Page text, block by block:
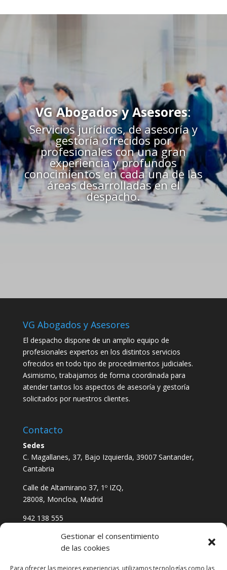
Gestionar el consentimiento
de las cookies
Para ofrecer las mejores experiencias, utilizamos tecnologías como las
VG Abogados y Asesores:
Servicios jurídicos, de asesoría y
gestoría ofrecidos por
profesionales con una gran
experiencia y profundos
conocimientos en cada una de las
áreas desarrolladas en el
despacho.
VG Abogados y Asesores
El despacho dispone de un amplio equipo de
profesionales expertos en los distintos servicios
ofrecidos en todo tipo de procedimientos judiciales.
Asimismo, trabajamos de forma coordinada para
atender tantos los aspectos de asesoría y gestoría
solicitados por nuestros clientes.
Contacto
Sedes
C. Magallanes, 37, Bajo Izquierda, 39007 Santander,
Cantabria
Calle de Altamirano 37, 1º IZQ,
28008, Moncloa, Madrid
942 138 555
vgabogadosyasesores@gmail.com